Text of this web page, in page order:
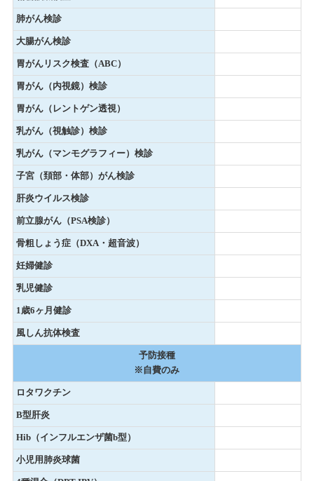
肺がん検診
大腸がん検診
胃がんリスク検査（ABC）
胃がん（内視鏡）検診
胃がん（レントゲン透視）
乳がん（視触診）検診
乳がん（マンモグラフィー）検診
子宮（頚部・体部）がん検診
肝炎ウイルス検診
前立腺がん（PSA検診）
骨粗しょう症（DXA・超音波）
妊婦健診
乳児健診
1歳6ヶ月健診
風しん抗体検査
予防接種
※自費のみ
ロタワクチン
B型肝炎
Hib（インフルエンザ菌b型）
小児用肺炎球菌